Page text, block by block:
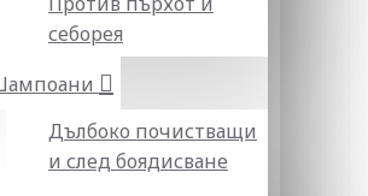
себорея
Дълбоко почистващи
и след боядисване